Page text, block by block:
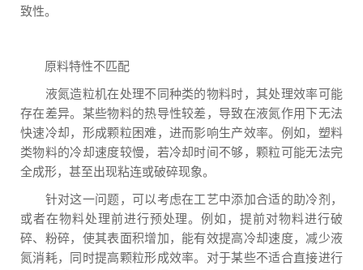
致性。
原料特性不匹配
液氮造粒机在处理不同种类的物料时，其处理效率可能
存在差异。某些物料的热导性较差，导致在液氮作用下无法
快速冷却，形成颗粒困难，进而影响生产效率。例如，塑料
类物料的冷却速度较慢，若冷却时间不够，颗粒可能无法完
全成形，甚至出现粘连或破碎现象。
针对这一问题，可以考虑在工艺中添加合适的助冷剂，
或者在物料处理前进行预处理。例如，提前对物料进行破
碎、粉碎，使其表面积增加，能有效提高冷却速度，减少液
氮消耗，同时提高颗粒形成效率。对于某些不适合直接进行